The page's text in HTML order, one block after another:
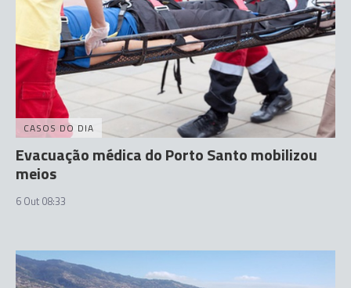
CASOS DO DIA
Evacuação médica do Porto Santo mobilizou
meios
6 Out 08:33